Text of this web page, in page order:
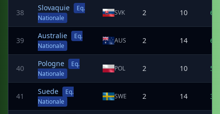
38
Slovaquie
Eq.
Nationale
SVK 2 10 6
39
Australie
Eq.
Nationale
AUS 2 14 6
40
Pologne
Eq.
Nationale
POL 2 10 5
41
Suede
Eq.
Nationale
SWE 2 14 3